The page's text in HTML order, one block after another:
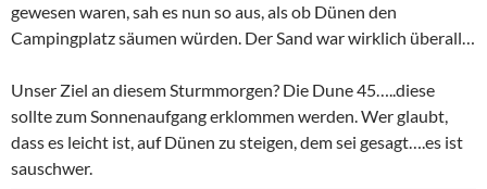
gewesen waren, sah es nun so aus, als ob Dünen den
Campingplatz säumen würden. Der Sand war wirklich überall…
Unser Ziel an diesem Sturmmorgen? Die Dune 45…..diese
sollte zum Sonnenaufgang erklommen werden. Wer glaubt,
dass es leicht ist, auf Dünen zu steigen, dem sei gesagt….es ist
sauschwer.